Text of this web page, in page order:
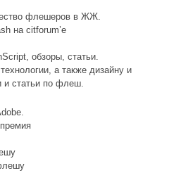
флешеров в ЖЖ.
на citforum’е
обзоры, статьи.
а также дизайну и
и статьи по флеш.